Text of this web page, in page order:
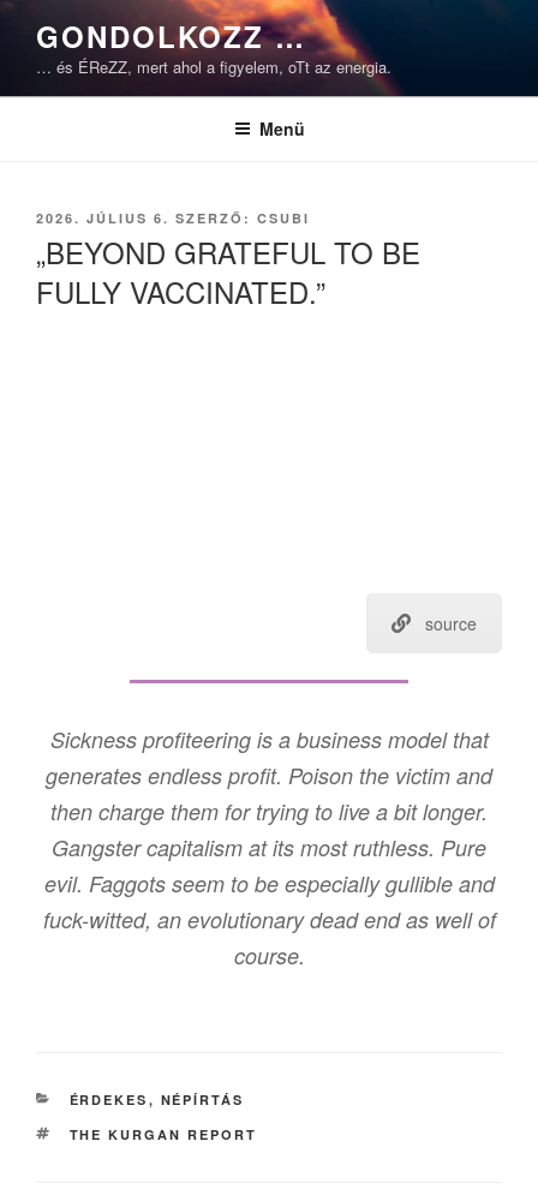
Tartalomhoz
GONDOLKOZZ …
… és ÉReZZ, mert ahol a figyelem, oTt az energia.
Menü
BEKÜLDVE:
2026. JÚLIUS 6. SZERZŐ: CSUBI
„BEYOND GRATEFUL TO BE
FULLY VACCINATED.”
source
Sickness profiteering is a business model that
generates endless profit. Poison the victim and
then charge them for trying to live a bit longer.
Gangster capitalism at its most ruthless. Pure
evil. Faggots seem to be especially gullible and
fuck-witted, an evolutionary dead end as well of
course.
KATEGÓRIÁK
ÉRDEKES , NÉPÍRTÁS
CÍMKÉK
THE KURGAN REPORT